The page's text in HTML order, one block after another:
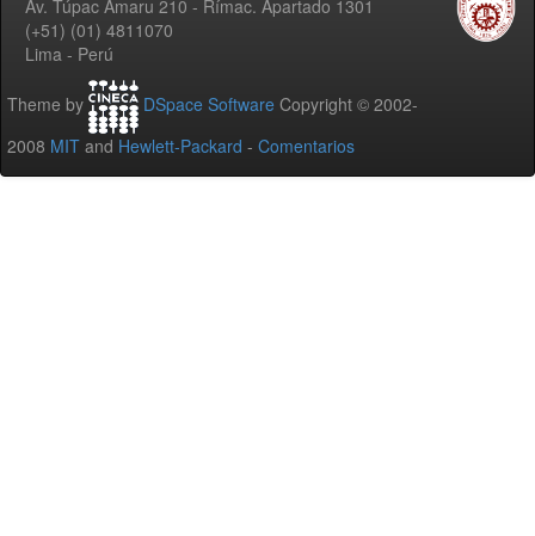
Av. Túpac Amaru 210 - Rímac. Apartado 1301
(+51) (01) 4811070
Lima - Perú
Theme by DSpace Software Copyright © 2002-
2008 MIT and Hewlett-Packard - Comentarios